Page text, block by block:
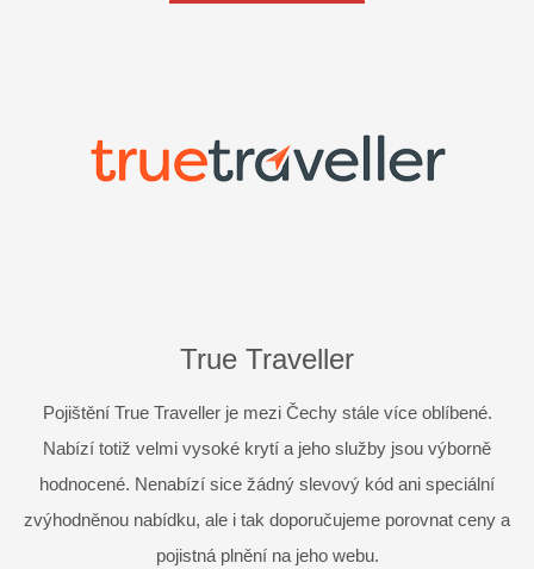
True Traveller
Pojištění True Traveller je mezi Čechy stále více oblíbené.
Nabízí totiž velmi vysoké krytí a jeho služby jsou výborně
hodnocené. Nenabízí sice žádný slevový kód ani speciální
zvýhodněnou nabídku, ale i tak doporučujeme porovnat ceny a
pojistná plnění na jeho webu.